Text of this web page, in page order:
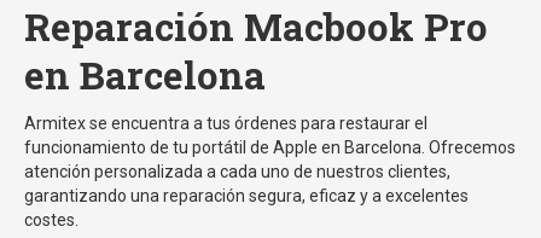
Reparación Macbook Pro
en Barcelona
Armitex se encuentra a tus órdenes para restaurar el
funcionamiento de tu portátil de Apple en Barcelona. Ofrecemos
atención personalizada a cada uno de nuestros clientes,
garantizando una reparación segura, eficaz y a excelentes
costes.